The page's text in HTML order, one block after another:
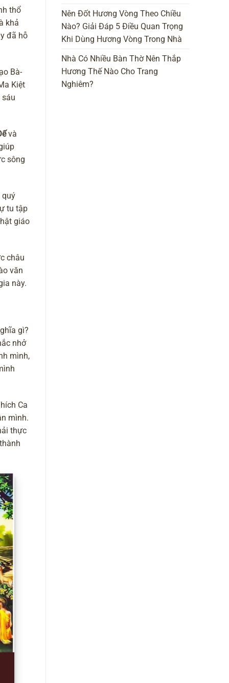
thổ
khả
đã hỗ
Bà-
Kiệt
và
sông
quý
tu tập
giáo
châu
văn
này.
gì?
nhở
mình,
Ca
mình.
thực
Nên Đốt Hương Vòng Theo Chiều
Nào? Giải Đáp 5 Điều Quan Trọng
Khi Dùng Hương Vòng Trong Nhà
Nhà Có Nhiều Bàn Thờ Nên Thắp
Hương Thế Nào Cho Trang
Nghiêm?